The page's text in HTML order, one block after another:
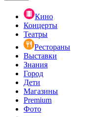
Кино
Концерты
Театры
Рестораны
Выставки
Знания
Город
Дети
Магазины
Premium
Фото